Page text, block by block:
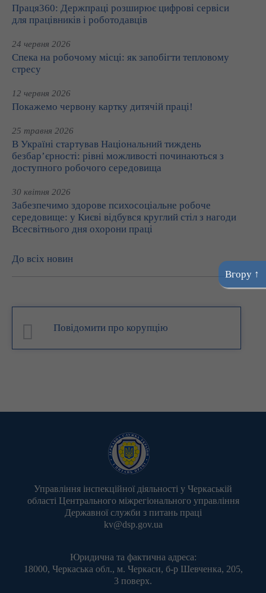
Праця360: Держпраці розширює цифрові сервіси
для працівників і роботодавців
24 червня 2026
Спека на робочому місці: як запобігти тепловому
стресу
12 червня 2026
Покажемо червону картку дитячій праці!
25 травня 2026
В Україні стартував Національний тиждень
безбар’єрності: рівні можливості починаються з
доступного робочого середовища
30 квітня 2026
Забезпечимо здорове психосоціальне робоче
середовище: у Києві відбувся круглий стіл з нагоди
Всесвітнього дня охорони праці
До всіх новин
Повідомити про корупцію
Управління інспекційної діяльності у Черкаській
області Центрального міжрегіонального управління
Державної служби з питань праці
kv@dsp.gov.ua
Юридична та фактична адреса:
18000, Черкаська обл., м. Черкаси, б-р Шевченка, 205,
3 поверх.
Вгору ↑